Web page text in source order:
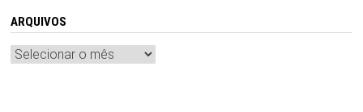
ARQUIVOS
Arquivos